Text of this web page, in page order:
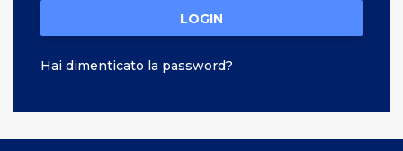
LOGIN
Hai dimenticato la password?